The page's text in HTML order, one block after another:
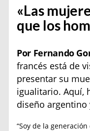
«Las
que los
Por Fernando
francés está de
presentar su
igualitario. Aquí,
diseño
“Soy de la